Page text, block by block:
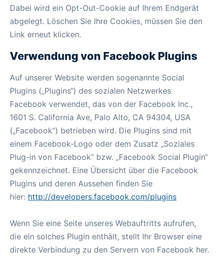
Dabei wird ein Opt-Out-Cookie auf Ihrem Endgerät
abgelegt. Löschen Sie Ihre Cookies, müssen Sie den
Link erneut klicken.
Verwendung von Facebook Plugins
Auf unserer Website werden sogenannte Social
Plugins („Plugins“) des sozialen Netzwerkes
Facebook verwendet, das von der Facebook Inc.,
1601 S. California Ave, Palo Alto, CA 94304, USA
(„Facebook“) betrieben wird. Die Plugins sind mit
einem Facebook-Logo oder dem Zusatz „Soziales
Plug-in von Facebook“ bzw. „Facebook Social Plugin“
gekennzeichnet. Eine Übersicht über die Facebook
Plugins und deren Aussehen finden Sie
hier: http://developers.facebook.com/plugins
Wenn Sie eine Seite unseres Webauftritts aufrufen,
die ein solches Plugin enthält, stellt Ihr Browser eine
direkte Verbindung zu den Servern von Facebook her.